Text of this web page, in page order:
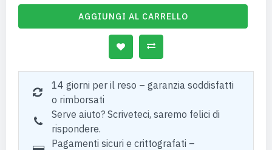
AGGIUNGI AL CARRELLO
14 giorni per il reso – garanzia soddisfatti
o rimborsati
Serve aiuto? Scriveteci, saremo felici di
rispondere.
Pagamenti sicuri e crittografati –